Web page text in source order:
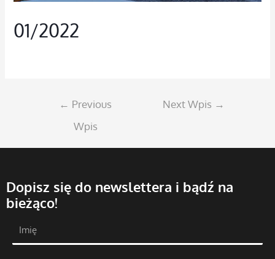
01/2022
← Previous
Wpis
Next Wpis →
Dopisz się do newslettera i bądź na
bieżąco!